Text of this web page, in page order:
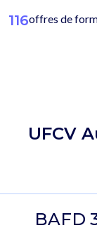
116offres de
UFCV
BAFD